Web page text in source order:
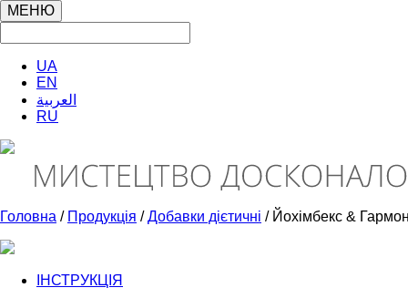
МЕНЮ
UA
EN
العربية
RU
Головна / Продукція /Добавки дієтичні / Йохімбекс &
ІНСТРУКЦІЯ